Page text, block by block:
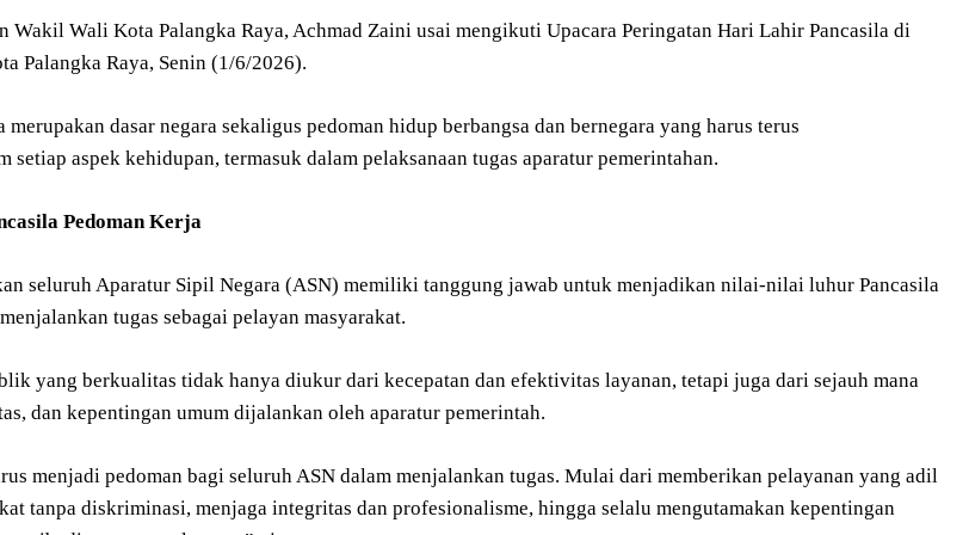
Wakil Wali Kota Palangka Raya, Achmad Zaini usai mengikuti Upacara Peringatan Hari Lahir Pancasila di
Palangka Raya, Senin (1/6/2026).
dasar negara sekaligus pedoman hidup berbangsa dan bernegara yang harus terus
setiap aspek kehidupan, termasuk dalam pelaksanaan tugas aparatur pemerintahan.
Pedoman Kerja
seluruh Aparatur Sipil Negara (ASN) memiliki tanggung jawab untuk menjadikan nilai-nilai luhur Pancasila
tugas sebagai pelayan masyarakat.
yang berkualitas tidak hanya diukur dari kecepatan dan efektivitas layanan, tetapi juga dari sejauh mana
dan kepentingan umum dijalankan oleh aparatur pemerintah.
menjadi pedoman bagi seluruh ASN dalam menjalankan tugas. Mulai dari memberikan pelayanan yang adil
tanpa diskriminasi, menjaga integritas dan profesionalisme, hingga selalu mengutamakan kepentingan